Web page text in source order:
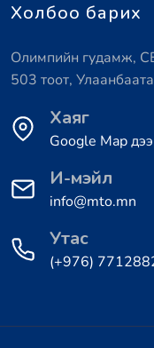
Холбоо барих
Олимпийн гудамж,
503 тоот,
Хаяг
Google Map
И-мэйл
info@mto.mn
Утас
(+976)